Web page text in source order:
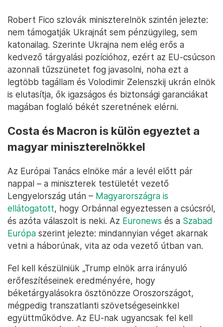
Robert Fico szlovák miniszterelnök szintén jelezte:
nem támogatják Ukrajnát sem pénzügyileg, sem
katonailag. Szerinte Ukrajna nem elég erős a
kedvező tárgyalási pozícióhoz, ezért az EU-csúcson
azonnali tűzszünetet fog javasolni, noha ezt a
legtöbb tagállam és Volodimir Zelenszkij ukrán elnök
is elutasítja, ők igazságos és biztonsági garanciákat
magában foglaló békét szeretnének elérni.
Costa és Macron is külön egyeztet a
magyar miniszterelnökkel
Az Európai Tanács elnöke már a levél előtt pár
nappal – a miniszterek testületét vezető
Lengyelország után – Magyarországra is
ellátogatott, hogy Orbánnal egyeztessen a csúcsról,
és azóta válaszolt is neki. Az Euronews és a Szabad
Európa szerint jelezte: mindannyian véget akarnak
vetni a háborúnak, vita az oda vezető útban van.
Fel kell készülniük „Trump elnök arra irányuló
erőfeszítéseinek eredményére, hogy
béketárgyalásokra ösztönözze Oroszországot,
mégpedig transzatlanti szövetségeseinkkel
együttműködve. Az EU-nak ugyancsak fel kell